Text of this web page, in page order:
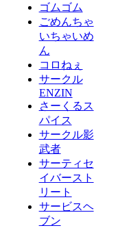
ゴムゴム
ごめんちゃ
いちゃいめ
ん
コロねぇ
サークル
ENZIN
さーくるス
パイス
サークル影
武者
サーティセ
イバースト
リート
サービスヘ
ブン